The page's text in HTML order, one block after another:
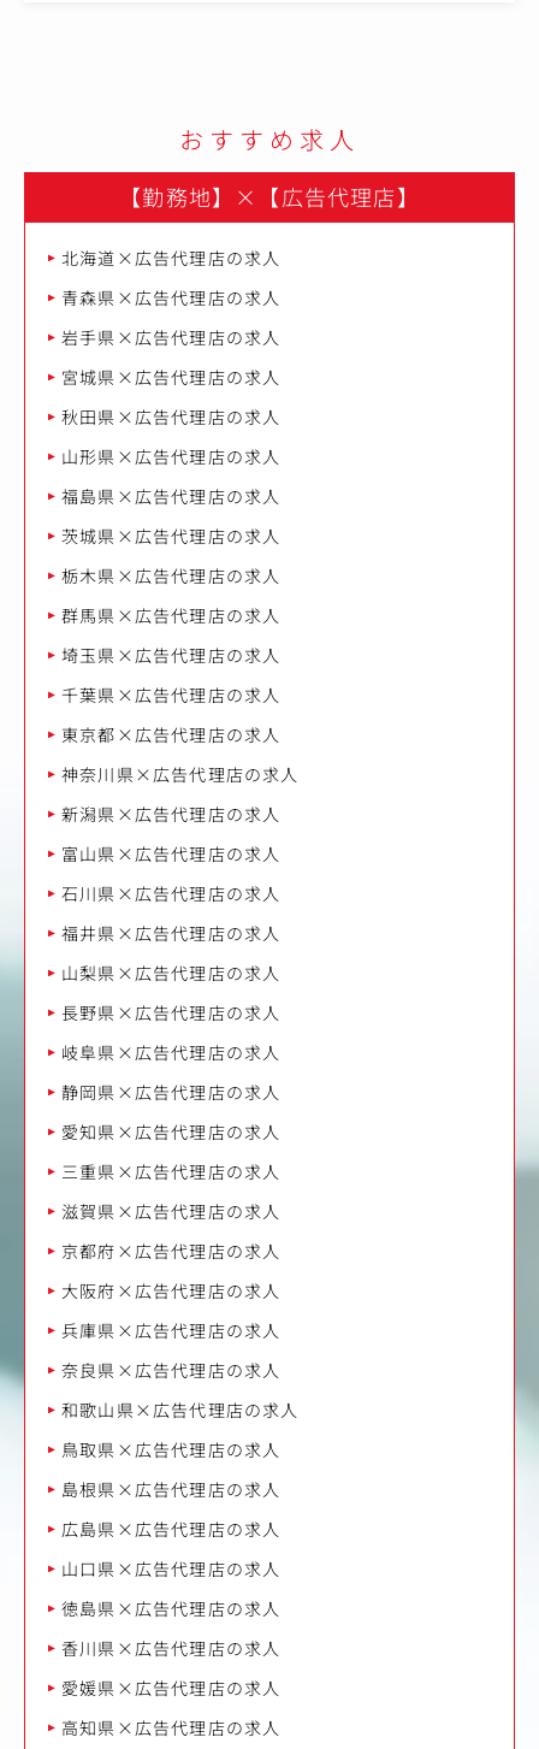
おすすめ求人
【勤務地】 × 【広告代理店】
北海道×広告代理店の求人
青森県×広告代理店の求人
岩手県×広告代理店の求人
宮城県×広告代理店の求人
秋田県×広告代理店の求人
山形県×広告代理店の求人
福島県×広告代理店の求人
茨城県×広告代理店の求人
栃木県×広告代理店の求人
群馬県×広告代理店の求人
埼玉県×広告代理店の求人
千葉県×広告代理店の求人
東京都×広告代理店の求人
神奈川県×広告代理店の求人
新潟県×広告代理店の求人
富山県×広告代理店の求人
石川県×広告代理店の求人
福井県×広告代理店の求人
山梨県×広告代理店の求人
長野県×広告代理店の求人
岐阜県×広告代理店の求人
静岡県×広告代理店の求人
愛知県×広告代理店の求人
三重県×広告代理店の求人
滋賀県×広告代理店の求人
京都府×広告代理店の求人
大阪府×広告代理店の求人
兵庫県×広告代理店の求人
奈良県×広告代理店の求人
和歌山県×広告代理店の求人
鳥取県×広告代理店の求人
島根県×広告代理店の求人
広島県×広告代理店の求人
山口県×広告代理店の求人
徳島県×広告代理店の求人
香川県×広告代理店の求人
愛媛県×広告代理店の求人
高知県×広告代理店の求人